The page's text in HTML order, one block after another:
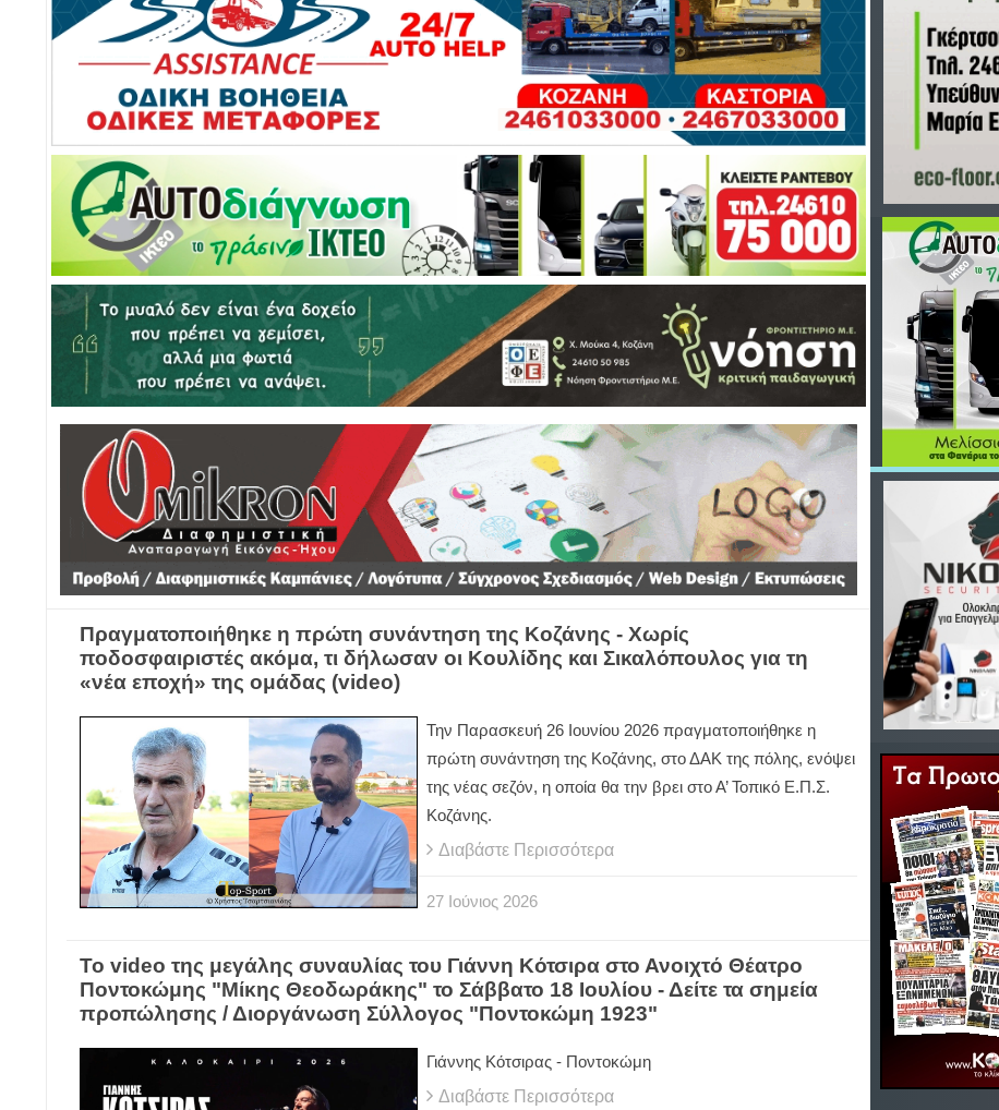
Πραγματοποιήθηκε η πρώτη συνάντηση της Κοζάνης - Χωρίς
ποδοσφαιριστές ακόμα, τι δήλωσαν οι Κουλίδης και Σικαλόπουλος για τη
«νέα εποχή» της ομάδας (video)
Την Παρασκευή 26 Ιουνίου 2026 πραγματοποιήθηκε η
πρώτη συνάντηση της Κοζάνης, στο ΔΑΚ της πόλης, ενόψει
της νέας σεζόν, η οποία θα την βρει στο Α’ Τοπικό Ε.Π.Σ.
Κοζάνης.
Διαβάστε Περισσότερα
27 Ιούνιος 2026
Το video της μεγάλης συναυλίας του Γιάννη Κότσιρα στο Ανοιχτό Θέατρο
Ποντοκώμης "Μίκης Θεοδωράκης" το Σάββατο 18 Ιουλίου - Δείτε τα σημεία
προπώλησης / Διοργάνωση Σύλλογος "Ποντοκώμη 1923"
Γιάννης Κότσιρας - Ποντοκώμη
Διαβάστε Περισσότερα